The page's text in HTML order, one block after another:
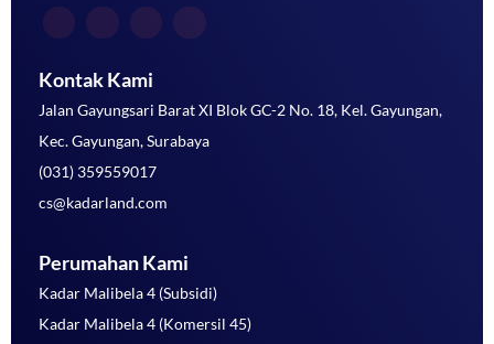
Kontak Kami
Jalan Gayungsari Barat XI Blok GC-2 No. 18, Kel. Gayungan,
Kec. Gayungan, Surabaya
(031) 359559017
cs@kadarland.com
Perumahan Kami
Kadar Malibela 4 (Subsidi)
Kadar Malibela 4 (Komersil 45)